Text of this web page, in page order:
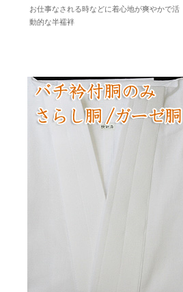
お仕事なされる時などに着心地が爽やかで活
動的な半襦袢